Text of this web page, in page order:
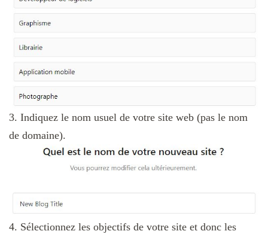
3. Indiquez le nom usuel de votre site web (pas le nom
de domaine).
4. Sélectionnez les objectifs de votre site et donc les